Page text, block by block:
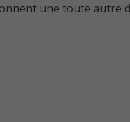
une toute autre